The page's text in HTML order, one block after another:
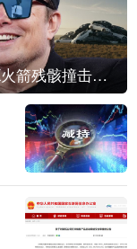
SpaceX火箭残骸撞击月球